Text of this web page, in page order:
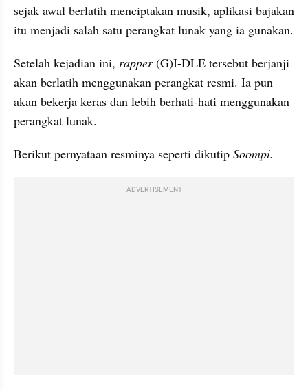
sejak awal berlatih menciptakan musik, aplikasi bajakan
itu menjadi salah satu perangkat lunak yang ia gunakan.
Setelah kejadian ini, rapper (G)I-DLE tersebut berjanji
akan berlatih menggunakan perangkat resmi. Ia pun
akan bekerja keras dan lebih berhati-hati menggunakan
perangkat lunak.
Berikut pernyataan resminya seperti dikutip Soompi.
ADVERTISEMENT